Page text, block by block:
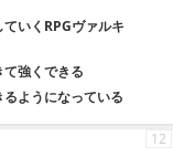
いくRPGヴァルキ
強くできる
ようになっている
12